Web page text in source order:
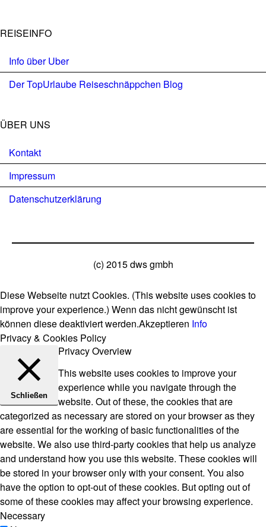
REISEINFO
Info über Uber
Der TopUrlaube Reiseschnäppchen Blog
ÜBER UNS
Kontakt
Impressum
Datenschutzerklärung
(c) 2015 dws gmbh
Diese Webseite nutzt Cookies. (This website uses cookies to
improve your experience.) Wenn das nicht gewünscht ist
können diese deaktiviert werden.Akzeptieren Info
Privacy & Cookies Policy
Schließen
Privacy Overview
This website uses cookies to improve your
experience while you navigate through the
website. Out of these, the cookies that are
categorized as necessary are stored on your browser as they
are essential for the working of basic functionalities of the
website. We also use third-party cookies that help us analyze
and understand how you use this website. These cookies will
be stored in your browser only with your consent. You also
have the option to opt-out of these cookies. But opting out of
some of these cookies may affect your browsing experience.
Necessary